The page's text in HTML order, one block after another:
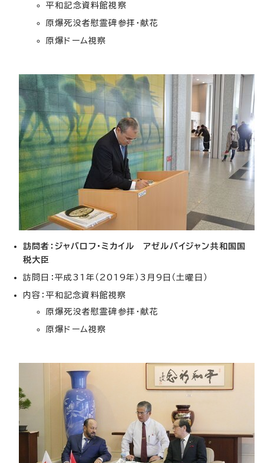
平和記念資料館視察
原爆死没者慰霊碑参拝・献花
原爆ドーム視察
訪問者：ジャバロフ・ミカイル アゼルバイジャン共和国国
税大臣
訪問日：平成31年（2019年）3月9日（土曜日）
内容：平和記念資料館視察
原爆死没者慰霊碑参拝・献花
原爆ドーム視察